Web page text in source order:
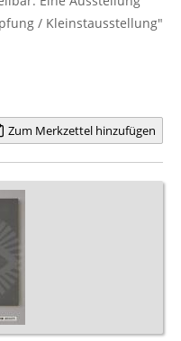
/ Kleinstausstellung"
Zum Merkzettel hinzufügen